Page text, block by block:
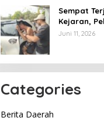
Sempat
Kejaran,
Berakhir di
Juni 11, 2026
Categories
Berita Daerah